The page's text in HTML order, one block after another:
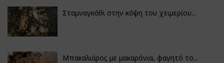
Σταμναγκάθι στην κόψη του χειμερίου...
Μπακαλιάρος με μακαρόνια, φαγητό το...